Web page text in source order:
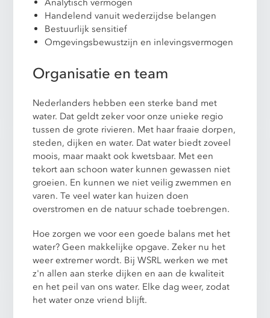
Handelend vanuit wederzijdse belangen
Bestuurlijk sensitief
Omgevingsbewustzijn en inlevingsvermogen
Organisatie en team
Nederlanders hebben een sterke band met
water. Dat geldt zeker voor onze unieke regio
tussen de grote rivieren. Met haar fraaie dorpen,
steden, dijken en water. Dat water biedt zoveel
moois, maar maakt ook kwetsbaar. Met een
tekort aan schoon water kunnen gewassen niet
groeien. En kunnen we niet veilig zwemmen en
varen. Te veel water kan huizen doen
overstromen en de natuur schade toebrengen.
Hoe zorgen we voor een goede balans met het
water? Geen makkelijke opgave. Zeker nu het
weer extremer wordt. Bij WSRL werken we met
z'n allen aan sterke dijken en aan de kwaliteit
en het peil van ons water. Elke dag weer, zodat
het water onze vriend blijft.